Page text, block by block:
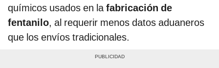
químicos usados en lafabricación de
fentanilo, al requerir menos datos aduaneros
que los envíos tradicionales.